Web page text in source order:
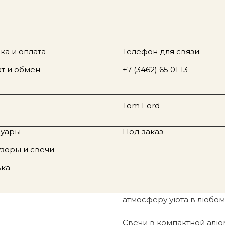
свеча, апельсин, жасмин, 40 г
Zielinski&Rozen,
атмосферу уюта в
Свечи в компактной
товара
Смотреть все
Под заказ
Новинки
и свечи
косметика
& Rozen
Fragrance
Tom Ford
Davines
Rhode
и оплата
и обмен
Телефон для связи:
+7 (3462) 65 01 13